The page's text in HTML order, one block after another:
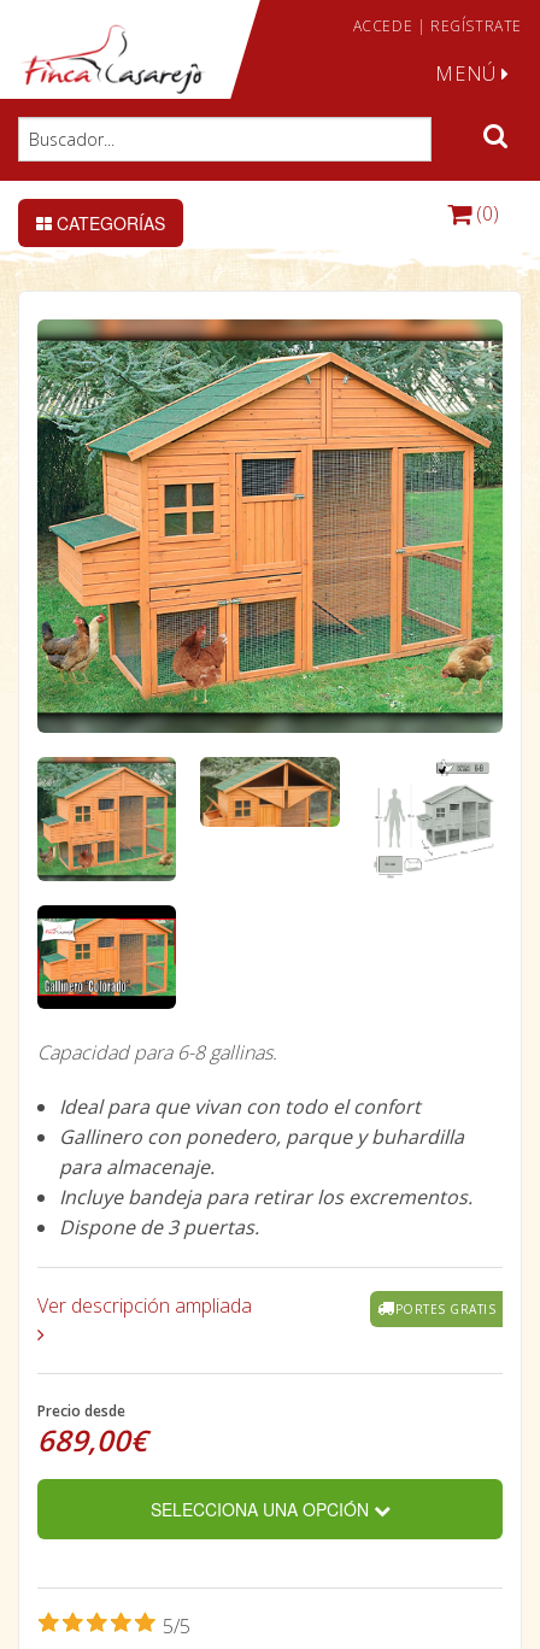
ACCEDE | REGÍSTRATE
MENÚ
CATEGORÍAS (0)
Capacidad para 6-8 gallinas.
Ideal para que vivan con todo el confort
Gallinero con ponedero, parque y buhardilla
para almacenaje.
Incluye bandeja para retirar los excrementos.
Dispone de 3 puertas.
Ver descripción ampliada PORTES GRATIS
Precio desde
689,00€
SELECCIONA UNA OPCIÓN
5/5